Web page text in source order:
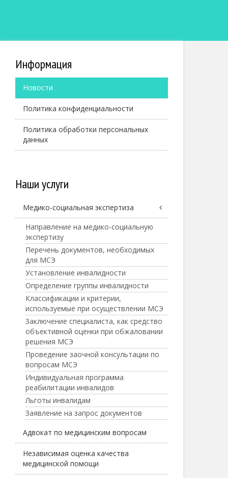
Информация
Новости
Политика конфиденциальности
Политика обработки персональных
данных
Наши услуги
Медико-социальная экспертиза
Направление на медико-социальную
экспертизу
Перечень документов, необходимых
для МСЭ
Установление инвалидности
Определение группы инвалидности
Классификации и критерии,
используемые при осуществлении МСЭ
Заключение специалиста, как средство
объективной оценки при обжаловании
решения МСЭ
Проведение заочной консультации по
вопросам МСЭ
Индивидуальная программа
реабилитации инвалидов
Льготы инвалидам
Заявление на запрос документов
Адвокат по медицинским вопросам
Независимая оценка качества
медицинской помощи